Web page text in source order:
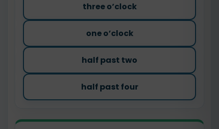
three o’clock
one o’clock
half past two
half past four